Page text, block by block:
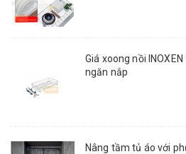
Giá xoong nồi
ngăn nắp
Nâng tầm tủ áo với